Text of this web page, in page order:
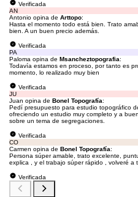
Verificada
AN
Antonio opina de Arttopo:
Hasta el momento todo está bien. Trato
bien. A un buen precio además.
Verificada
PA
Paloma opina de Msancheztopografia:
Todavía estamos en proceso, por tanto es
momento, lo realizado muy bien
Verificada
JU
Juan opina de Bonel Topografía:
Pedí presupuesto para estudio topográfico
ofreciendo un estudio muy completo y a
sobre un tema de segregaciones.
Verificada
CO
Carmen opina de Bonel Topografía:
Persona súper amable, trato excelente,
explica , y el trabajo súper rápido , volveré a
Verificada